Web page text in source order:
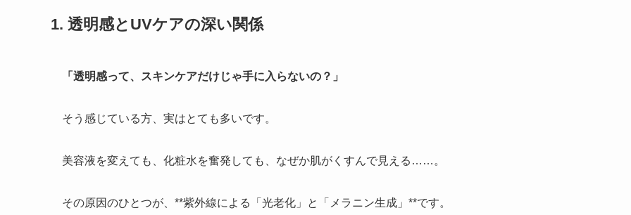
1. 透明感とUVケアの深い関係
「透明感って、スキンケアだけじゃ手に入らないの？」
そう感じている方、実はとても多いです。
美容液を変えても、化粧水を奮発しても、なぜか肌がくすんで見える……。
その原因のひとつが、**紫外線による「光老化」と「メラニン生成」**です。